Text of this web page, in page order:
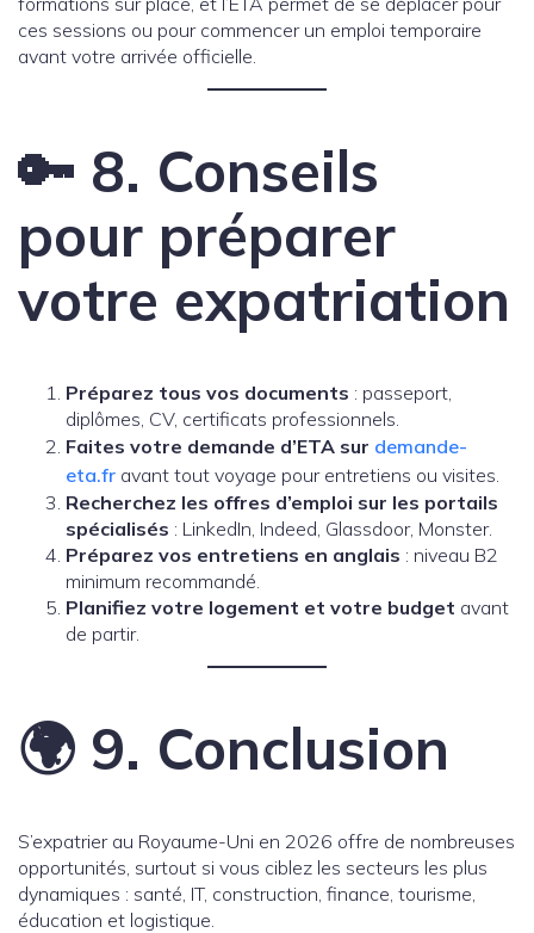
ces sessions ou pour commencer un emploi temporaire
avant votre arrivée officielle.
🔑 8. Conseils
pour préparer
votre expatriation
Préparez tous vos documents : passeport,
diplômes, CV, certificats professionnels.
Faites votre demande d’ETA sur demande-
eta.fr avant tout voyage pour entretiens ou visites.
Recherchez les offres d’emploi sur les portails
spécialisés : LinkedIn, Indeed, Glassdoor, Monster.
Préparez vos entretiens en anglais : niveau B2
minimum recommandé.
Planifiez votre logement et votre budget avant
de partir.
🌍 9. Conclusion
S’expatrier au Royaume-Uni en 2026 offre de nombreuses
opportunités, surtout si vous ciblez les secteurs les plus
dynamiques : santé, IT, construction, finance, tourisme,
éducation et logistique.